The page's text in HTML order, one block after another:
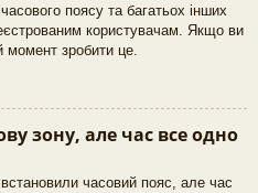
поясу та багатьох інших
користувачам. Якщо ви
момент зробити це.
зону, але час все одно
часовий пояс, але час